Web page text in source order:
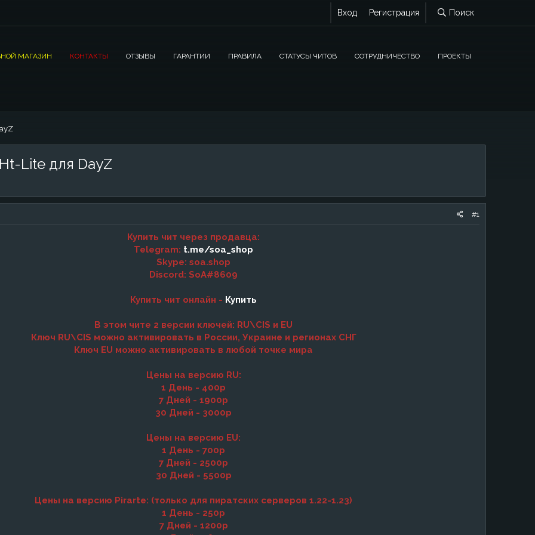
Вход Регистрация Поиск
МАГАЗИН КОНТАКТЫ ОТЗЫВЫ ГАРАНТИИ ПРАВИЛА СТАТУСЫ ЧИТОВ СОТРУДНИЧЕСТВО ПРОЕКТЫ
Lite для DayZ
#1
Купить чит через продавца:
Telegram: t.me/soa_shop
Skype: soa.shop
Discord: SoA#8609
Купить чит онлайн - Купить
В этом чите 2 версии ключей: RU\CIS и EU
Ключ RU\CIS можно активировать в России, Украине и регионах СНГ
Ключ EU можно активировать в любой точке мира
Цены на версию RU:
1 День - 400р
7 Дней - 1900р
30 Дней - 3000р
Цены на версию EU:
1 День - 700р
7 Дней - 2500р
30 Дней - 5500р
Цены на версию Pirarte: (только для пиратских серверов 1.22-1.23)
1 День - 250р
7 Дней - 1200р